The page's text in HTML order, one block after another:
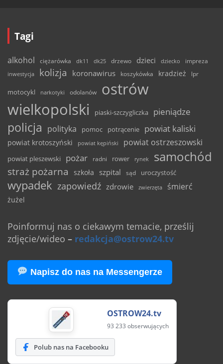
Tagi
alkohol ciężarówka dk11 dk25 drzewo dzieci dziecko
impreza
inwestycja
kolizja koronawirus koszykówka kradzież lpr
motocykl narkotyki odolanów
ostrów
wielkopolski
piaski-szczygliczka pieniądze
policja polityka pomoc potrącenie powiat kaliski
powiat krotoszyński powiat kępiński powiat ostrzeszowski
powiat pleszewski pożar radni rower rynek samochód
straż pożarna szkoła szpital sąd uroczystość
wypadek zapowiedź zdrowie zwierzęta śmierć
żużel
Poinformuj nas o ciekawym temacie, prześlij
zdjęcie/wideo – redakcja@ostrow24.tv
Napisz do nas na Messengerze
OSTROW24.tv
93 233 obserwujących
Polub nas na Facebooku